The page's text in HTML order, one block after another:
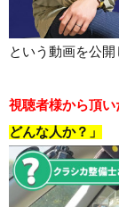
という動画を公
視聴者様から頂い
どんな人か？」